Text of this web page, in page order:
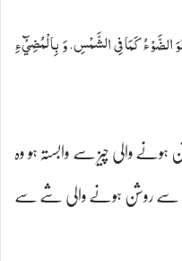
الضَّوْءُ كَمَا فِی الشَّمْسِ، وَ بِالْمُضِيْٓ‏ءِ
والی چیز سے وابستہ ہو وہ
سے روشن ہونے والی شے سے